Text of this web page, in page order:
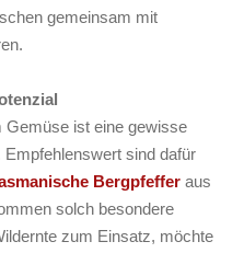
gemeinsam mit
Gemüse ist eine gewisse
sind dafür
Bergpfeffer aus
solch besondere
zum Einsatz, möchte